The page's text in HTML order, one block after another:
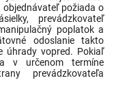
požiada o
prevádzkovateľ
poplatok a
odoslanie takto
úhrady vopred. Pokiaľ
v určenom termíne
prevádzkovateľa